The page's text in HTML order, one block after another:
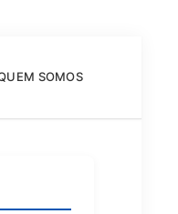
SOMOS